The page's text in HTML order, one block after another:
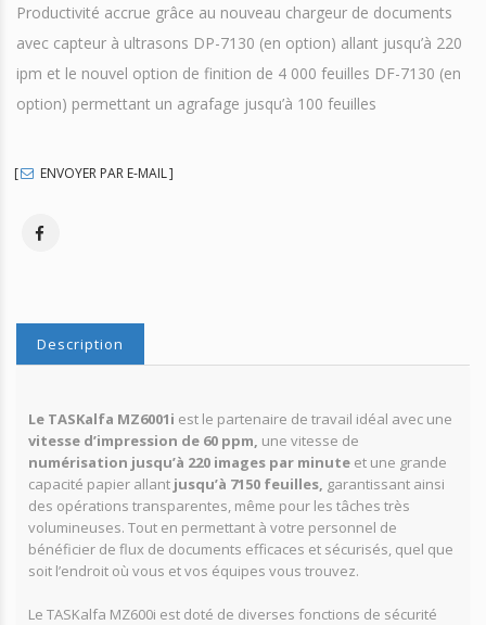
Productivité accrue grâce au nouveau chargeur de documents
avec capteur à ultrasons DP-7130 (en option) allant jusqu’à 220
ipm et le nouvel option de finition de 4 000 feuilles DF-7130 (en
option) permettant un agrafage jusqu’à 100 feuilles
ENVOYER PAR E-MAIL
Description
Le TASKalfa MZ6001i est le partenaire de travail idéal avec une
vitesse d’impression de 60 ppm, une vitesse de
numérisation jusqu’à 220 images par minuteet une grande
capacité papier allantjusqu’à 7150 feuilles, garantissant ainsi
des opérations transparentes, même pour les tâches très
volumineuses. Tout en permettant à votre personnel de
bénéficier de flux de documents efficaces et sécurisés, quel que
soit l’endroit où vous et vos équipes vous trouvez.
Le TASKalfa MZ600i est doté de diverses fonctions de sécurité